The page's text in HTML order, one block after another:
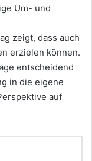
Um- und
zeigt, dass auch
erzielen können.
entscheidend
in die eigene
auf